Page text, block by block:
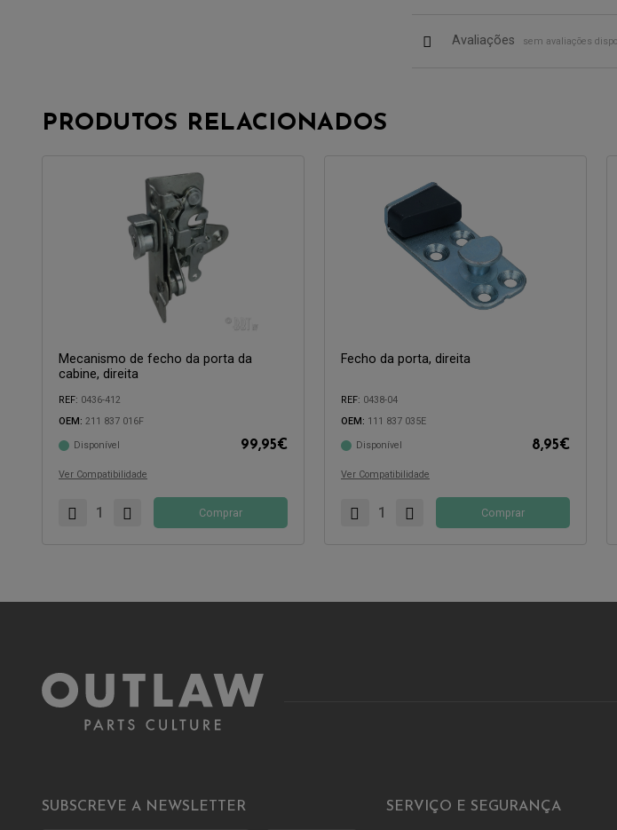
Avaliações sem avaliações
PRODUTOS RELACIONADOS
Mecanismo de fecho da porta da
cabine, direita
REF: 0436-412
OEM: 211 837 016F
Disponível 99,95€
Ver Compatibilidade
Compatível com:
Comprar
Fecho da porta, direita
REF: 0438-04
OEM: 111 837 035E
Disponível 8,95€
Ver Compatibilidade
Compatível com:
Comprar
SUBSCREVE A NEWSLETTER SERVIÇO E SEGURANÇA